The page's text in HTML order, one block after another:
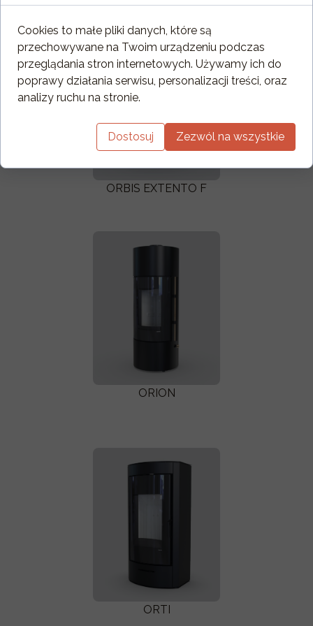
ORTI
ORION
ORBIS EXTENTO F
Cookies to małe pliki danych, które są
przechowywane na Twoim urządzeniu podczas
przeglądania stron internetowych. Używamy ich do
poprawy działania serwisu, personalizacji treści, oraz
analizy ruchu na stronie.
Dostosuj Zezwól na wszystkie